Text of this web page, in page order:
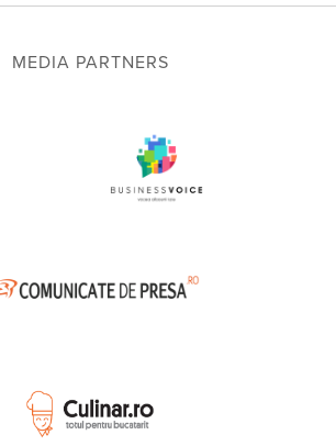
MEDIA PARTNERS